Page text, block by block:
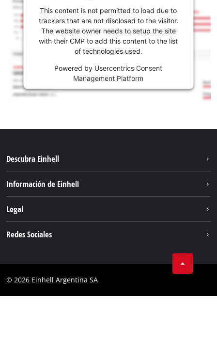
This content is not permitted to load due to
trackers that are not disclosed to the visitor.
The website owner needs to setup the site
with their CMP to add this content to the list
of technologies used.
Powered by Usercentrics Consent
Management Platform
Descubra Einhell
Servicio
Información de Einhell
Einhell global
Legal
Cumplimiento
Redes Sociales
Instagram
© 2026 Einhell Argentina SA